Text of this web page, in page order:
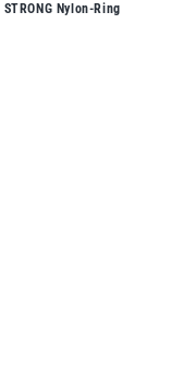
Nylon-Ring